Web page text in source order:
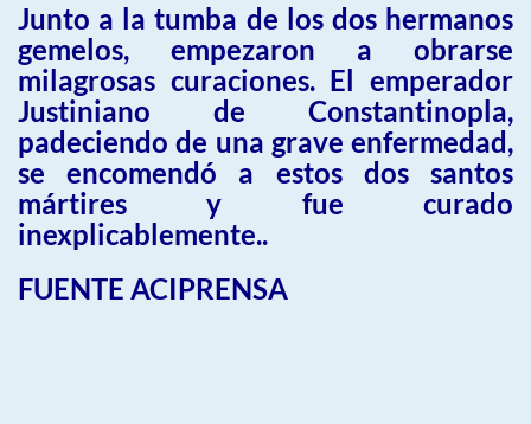
Junto a la tumba de los dos hermanos
gemelos, empezaron a obrarse
milagrosas curaciones. El emperador
Justiniano de Constantinopla,
padeciendo de una grave enfermedad,
se encomendó a estos dos santos
mártires y fue curado
inexplicablemente..
FUENTE ACIPRENSA